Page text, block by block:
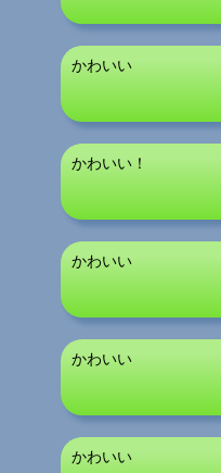
かわいい
かわいい！
かわいい
かわいい
かわいい